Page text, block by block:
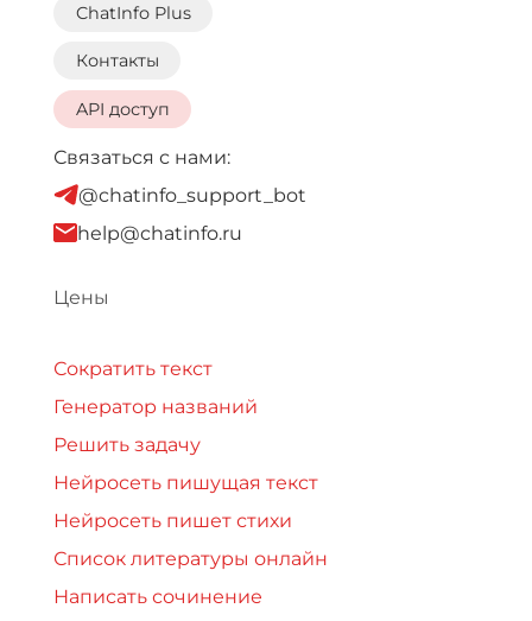
ChatInfo Plus
Контакты
API доступ
Связаться с нами:
@chatinfo_support_bot
help@chatinfo.ru
Цены
Сократить текст
Генератор названий
Решить задачу
Нейросеть пишущая текст
Нейросеть пишет стихи
Список литературы онлайн
Написать сочинение